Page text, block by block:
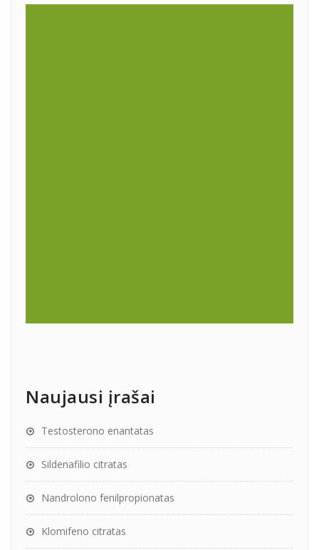
Naujausi įrašai
Testosterono enantatas
Sildenafilio citratas
Nandrolono fenilpropionatas
Klomifeno citratas